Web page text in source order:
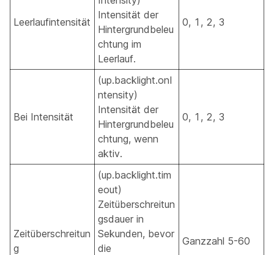
Leerlaufintensität
Intensität der
Hintergrundbeleu
chtung im
Leerlauf.
0, 1, 2, 3
Bei Intensität
(up.backlight.onI
ntensity)
Intensität der
Hintergrundbeleu
chtung, wenn
aktiv.
0, 1, 2, 3
Zeitüberschreitun
g
(up.backlight.tim
eout)
Zeitüberschreitun
gsdauer in
Sekunden, bevor
die
Ganzzahl 5-60